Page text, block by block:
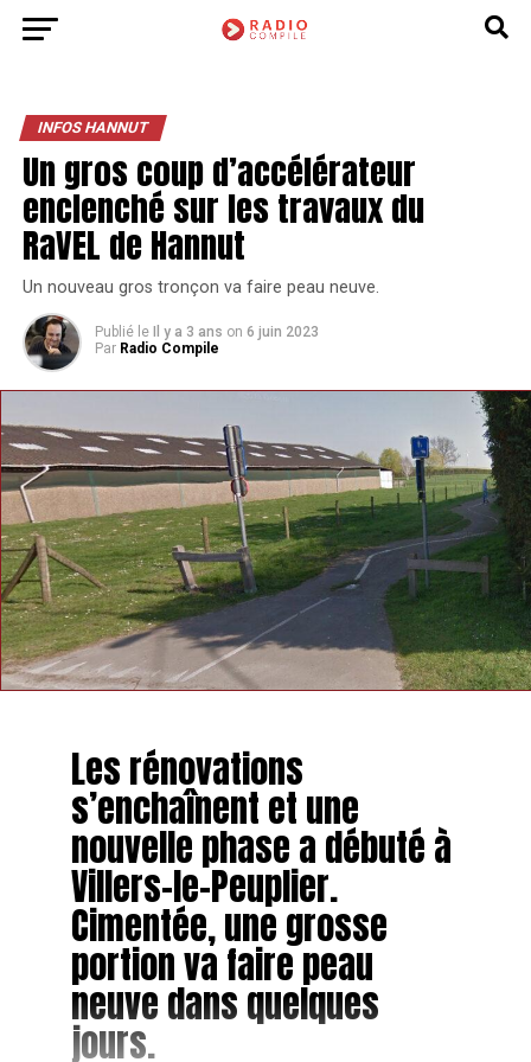
INFOS HANNUT
Un gros coup d’accélérateur
enclenché sur les travaux du
RaVEL de Hannut
Un nouveau gros tronçon va faire peau neuve.
Publié le Il y a 3 ans on 6 juin 2023
Par Radio Compile
Les rénovations
s’enchaînent et une
nouvelle phase a débuté à
Villers-le-Peuplier.
Cimentée, une grosse
portion va faire peau
neuve dans quelques
jours.